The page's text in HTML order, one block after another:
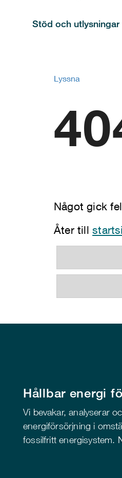
Stöd och utlysningar
Lyssna
Något gick
Åter till
Hållbar energi
Vi bevakar, analyserar
energiförsörjning i
fossilfritt energisystem.